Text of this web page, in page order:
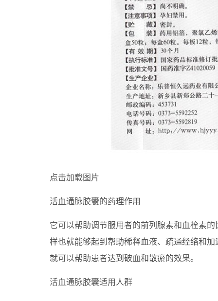
点击加载图片
活血通脉胶囊的药理作用
它可以帮助调节服用者的前列腺素和血栓素
样也就能够起到帮助稀释血液、疏通经络和
就可以帮助患者达到破血和散瘀的效果。
活血通脉胶囊适用人群